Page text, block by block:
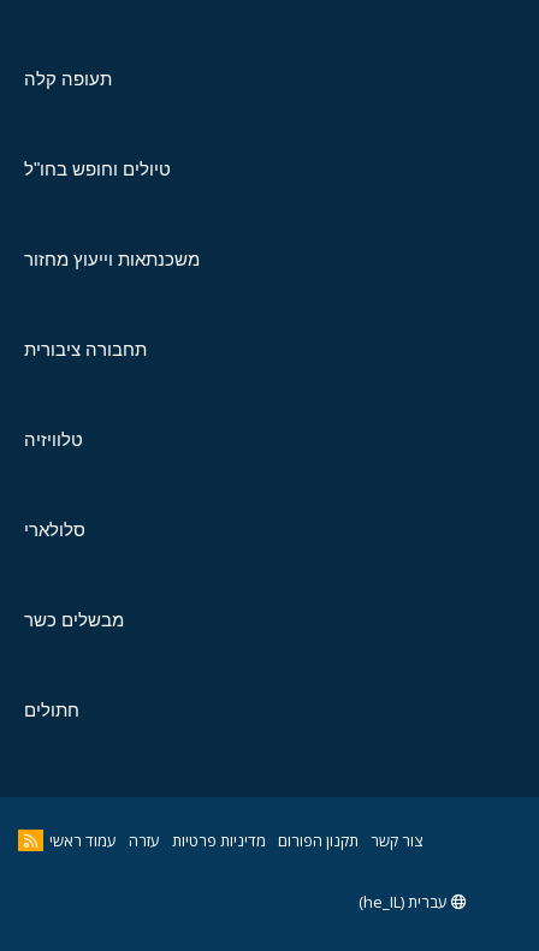
תעופה קלה
טיולים וחופש בחו"ל
משכנתאות וייעוץ מחזור
תחבורה ציבורית
טלוויזיה
סלולארי
מבשלים כשר
חתולים
צור קשר תקנון הפורום מדיניות פרטיות עזרה עמוד ראשי
עברית (he_IL)